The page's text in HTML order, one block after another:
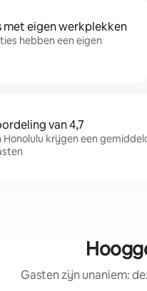
eigen werkplekken
hebben een eigen
van 4,7
krijgen een
Gasten zijn unaniem: